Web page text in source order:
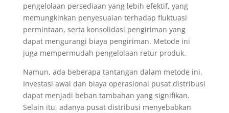
pengelolaan persediaan yang lebih efektif, yang
memungkinkan penyesuaian terhadap fluktuasi
permintaan, serta konsolidasi pengiriman yang
dapat mengurangi biaya pengiriman. Metode ini
juga mempermudah pengelolaan retur produk.
Namun, ada beberapa tantangan dalam metode ini.
Investasi awal dan biaya operasional pusat distribusi
dapat menjadi beban tambahan yang signifikan.
Selain itu, adanya pusat distribusi menyebabkan